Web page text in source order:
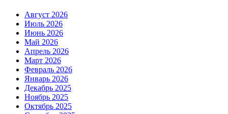
Август 2026
Июль 2026
Июнь 2026
Май 2026
Апрель 2026
Март 2026
Февраль 2026
Январь 2026
Декабрь 2025
Ноябрь 2025
Октябрь 2025